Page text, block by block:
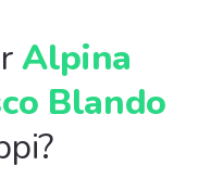
Alpina
Blando